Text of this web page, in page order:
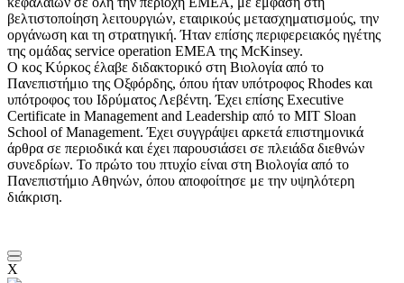
βελτιστοποίηση λειτουργιών, εταιρικούς μετασχηματισμούς, την
οργάνωση και τη στρατηγική. Ήταν επίσης περιφερειακός ηγέτης
της ομάδας service operation EMEA της McKinsey.
Ο κος Κύρκος έλαβε διδακτορικό στη Βιολογία από το
Πανεπιστήμιο της Οξφόρδης, όπου ήταν υπότροφος Rhodes και
υπότροφος του Ιδρύματος Λεβέντη. Έχει επίσης Executive
Certificate in Management and Leadership από το MIT Sloan
School of Management. Έχει συγγράψει αρκετά επιστημονικά
άρθρα σε περιοδικά και έχει παρουσιάσει σε πλειάδα διεθνών
συνεδρίων. Το πρώτο του πτυχίο είναι στη Βιολογία από το
Πανεπιστήμιο Αθηνών, όπου αποφοίτησε με την υψηλότερη
διάκριση.
X